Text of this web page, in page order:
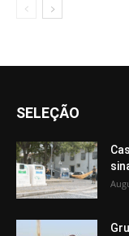
SELEÇÃO